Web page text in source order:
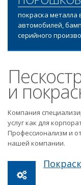
покраска металла
автомобилей,
серийного
и
Компания
услуг как для
Профессионализм и
нашей компании.